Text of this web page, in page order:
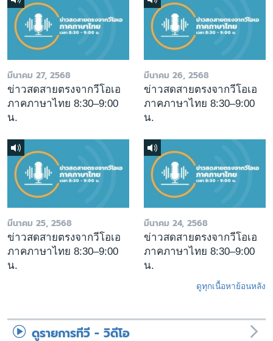
มีนาคม 27, 2568
ข่าวสดสายตรงจากวีโอเอ
ภาคภาษาไทย 8:30–9:00
น.
มีนาคม 26, 2568
ข่าวสดสายตรงจากวีโอเอ
ภาคภาษาไทย 8:30–9:00
น.
มีนาคม 25, 2568
ข่าวสดสายตรงจากวีโอเอ
ภาคภาษาไทย 8:30–9:00
น.
มีนาคม 24, 2568
ข่าวสดสายตรงจากวีโอเอ
ภาคภาษาไทย 8:30–9:00
น.
ดูทุกเนื้อหาย้อนหลัง
ดูรายการทีวี - วิดีโอ